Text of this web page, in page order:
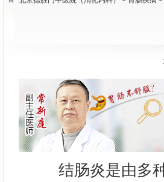
国医大师传承拜师仪式
结肠炎是由多种